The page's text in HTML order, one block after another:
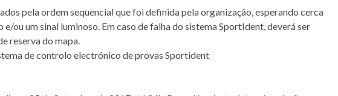
pela ordem sequencial que foi definida pela organização, esperando cerca
e/ou um sinal luminoso. Em caso de falha do sistema SportIdent, deverá ser
reserva do mapa.
de controlo electrónico de provas Sportident